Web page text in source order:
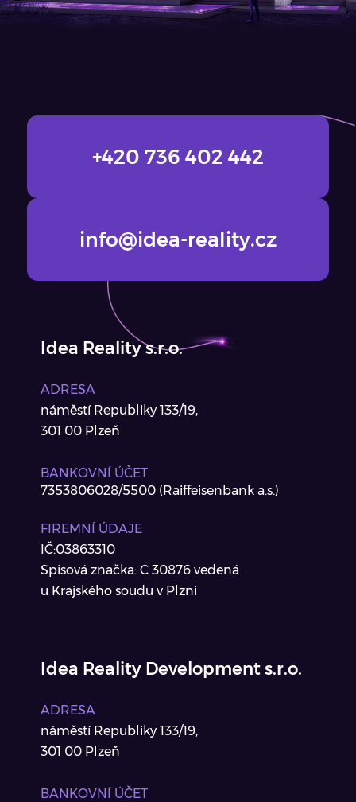
+420 736 402 442
info@idea-reality.cz
Idea Reality s.r.o.
ADRESA
náměstí Republiky 133/19,
301 00 Plzeň
BANKOVNÍ ÚČET
7353806028/5500 (Raiffeisenbank a.s.)
FIREMNÍ ÚDAJE
IČ:03863310
Spisová značka: C 30876 vedená
u Krajského soudu v Plzni
Idea Reality Development s.r.o.
ADRESA
náměstí Republiky 133/19,
301 00 Plzeň
BANKOVNÍ ÚČET